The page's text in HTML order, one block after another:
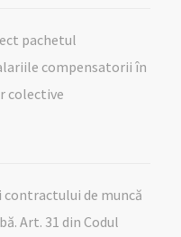
pachetul
compensatorii în
colective
de muncă
Art. 31 din Codul